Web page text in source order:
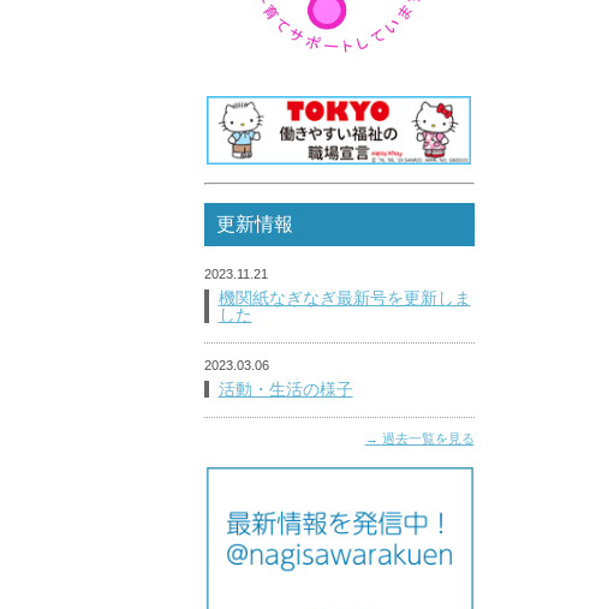
更新情報
2023.11.21
機関紙なぎなぎ最新号を更新しま
した
2023.03.06
活動・生活の様子
過去一覧を見る